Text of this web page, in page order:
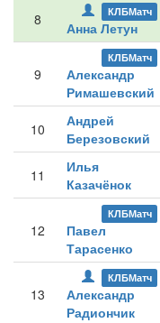
8 КЛБМатч
Анна Летун
9
КЛБМатч
Александр
Римашевский
10
Андрей
Березовский
11
Илья
Казачёнок
12
КЛБМатч
Павел
Тарасенко
13
КЛБМатч
Александр
Радиончик